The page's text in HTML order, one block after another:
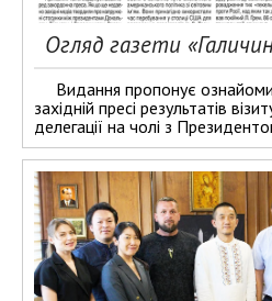
Огляд газети
Видання пропонує
західній пресі результатів
делегації на чолі з